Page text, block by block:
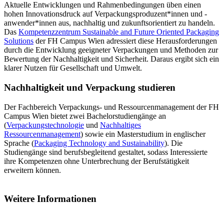
Aktuelle Entwicklungen und Rahmenbedingungen üben einen
hohen Innovationsdruck auf Verpackungsproduzent*innen und -
anwender*innen aus, nachhaltig und zukunftsorientiert zu handeln.
Das Kompetenzzentrum Sustainable and Future Oriented Packaging
Solutions der FH Campus Wien adressiert diese Herausforderungen
durch die Entwicklung geeigneter Verpackungen und Methoden zur
Bewertung der Nachhaltigkeit und Sicherheit. Daraus ergibt sich ein
klarer Nutzen für Gesellschaft und Umwelt.
Nachhaltigkeit und Verpackung studieren
Der Fachbereich Verpackungs- und Ressourcenmanagement der FH
Campus Wien bietet zwei Bachelorstudiengänge an
(Verpackungstechnologie und Nachhaltiges
Ressourcenmanagement) sowie ein Masterstudium in englischer
Sprache (Packaging Technology and Sustainability). Die
Studiengänge sind berufsbegleitend gestaltet, sodass Interessierte
ihre Kompetenzen ohne Unterbrechung der Berufstätigkeit
erweitern können.
Weitere Informationen